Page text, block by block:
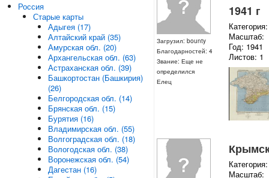
Загрузил: bounty
Благодарностей: 4
Звание: Еще не
определился
Елец
1941 г
Масштаб:
Год: 1941
Листов: 1
Масштаб:
Россия
Старые карты
Адыгея (17)
Алтайский край (35)
Амурская обл. (20)
Архангельская обл. (63)
Астраханская обл. (39)
Башкортостан (Башкирия)
(26)
Белгородская обл. (14)
Брянская обл. (15)
Бурятия (16)
Владимирская обл. (55)
Волгоградская обл. (18)
Вологодская обл. (38)
Воронежская обл. (54)
Дагестан (16)